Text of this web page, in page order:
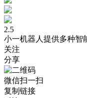
2.5
小一机器人提供多种智
关注
分享
微信扫一扫
复制链接